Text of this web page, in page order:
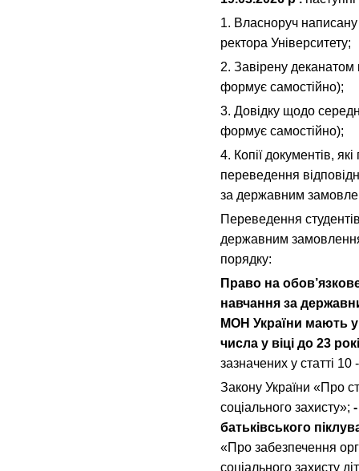
1. Власноруч
ректора Університету;
2. Завірену деканатом
формує самостійно);
3. Довідку щодо
формує самостійно);
4. Копії документів,
переведення
за державним
Переведення
державним
порядку:
Право на
навчання за
МОН України мають у
числа у віці до 23
зазначених у статті
Закону України «Про
соціального захисту»;
батьківського
«Про забезпечення
соціального захисту